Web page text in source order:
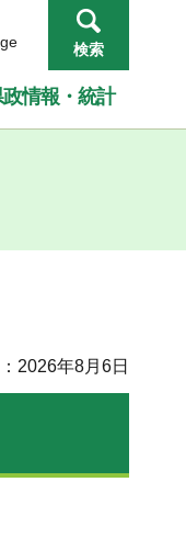
検索
情報・統計
2026年8月6日